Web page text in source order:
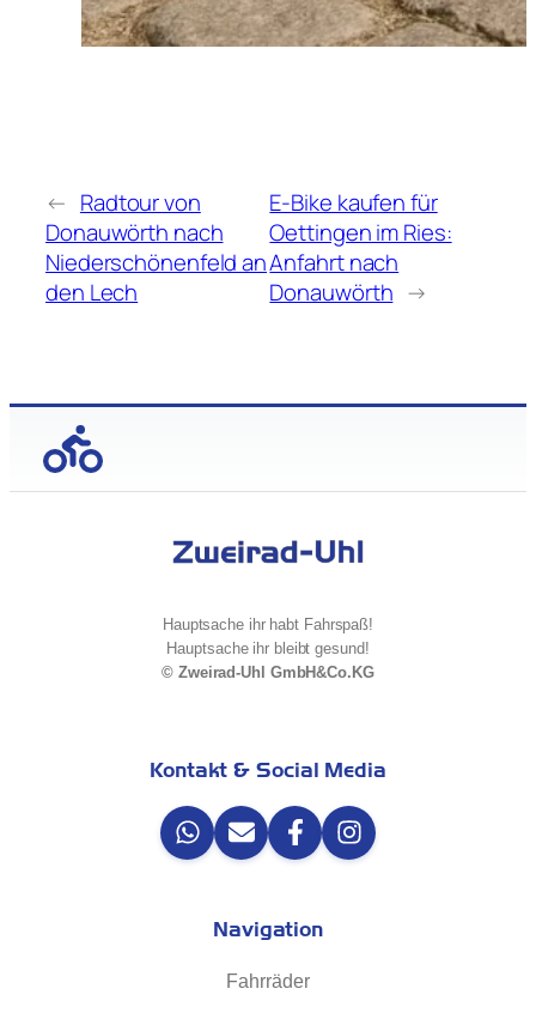
← Radtour von
Donauwörth nach
Niederschönenfeld an
den Lech
E-Bike kaufen für
Oettingen im Ries:
Anfahrt nach
Donauwörth →
Hauptsache ihr habt Fahrspaß!
Hauptsache ihr bleibt gesund!
© Zweirad-Uhl GmbH&Co.KG
Kontakt & Social Media
Navigation
Fahrräder